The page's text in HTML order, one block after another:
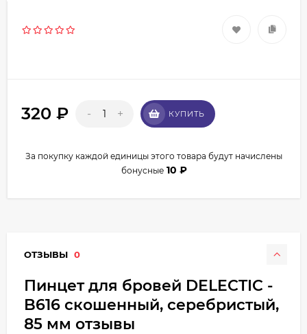
320 ₽ - + КУПИТЬ
За покупку каждой единицы этого товара будут начислены
бонусные 10 ₽
ОТЗЫВЫ 0
Пинцет для бровей DELECTIC -
B616 скошенный, серебристый,
85 мм отзывы